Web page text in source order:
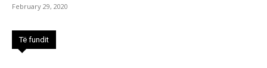
February 29, 2020
Të fundit